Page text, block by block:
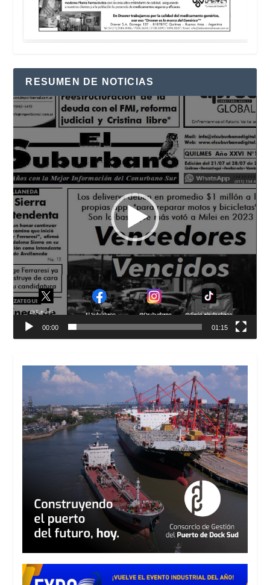
RESUMEN DE NOTICIAS
Reproductor
de
vídeo
00:00 01:15